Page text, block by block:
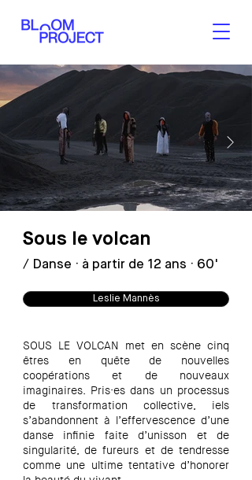
Sous le volcan - Leslie Mannès
Sous le volcan - Leslie Mannès
Sous le volcan
/ Danse · à partir de 12 ans · 60'
Leslie Mannès
SOUS LE VOLCAN met en scène cinq
êtres en quête de nouvelles
coopérations et de nouveaux
imaginaires. Pris·es dans un processus
de transformation collective, iels
s’abandonnent à l’effervescence d’une
danse infinie faite d’unisson et de
singularité, de fureurs et de tendresse
comme une ultime tentative d’honorer